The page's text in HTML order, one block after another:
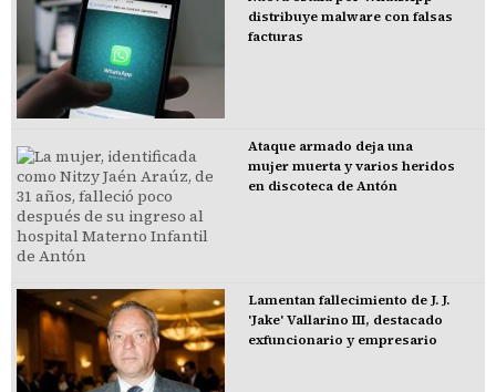
distribuye malware con falsas
facturas
Ataque armado deja una
mujer muerta y varios heridos
en discoteca de Antón
Lamentan fallecimiento de J. J.
'Jake' Vallarino III, destacado
exfuncionario y empresario